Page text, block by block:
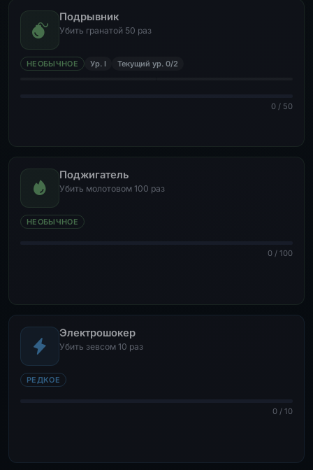
Подрывник
Убить гранатой 50 раз
НЕОБЫЧНОЕ Ур. I Текущий ур. 0/2
0 / 50
Поджигатель
Убить молотовом 100 раз
НЕОБЫЧНОЕ
0 / 100
Электрошокер
Убить зевсом 10 раз
РЕДКОЕ
0 / 10